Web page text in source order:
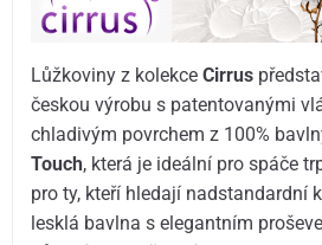
Lůžkoviny z kolekceCirrus
českou výrobu s patentovanými
chladivým povrchem z 100%
Touch, která je ideální pro spáče
pro ty, kteří hledají nadstandardní
lesklá bavlna s elegantním